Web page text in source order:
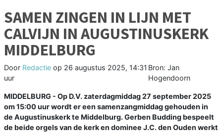
SAMEN ZINGEN IN LIJN MET
CALVIJN IN AUGUSTINUSKERK
MIDDELBURG
Door Redactie op 26 augustus 2025, 14:31
uur
Bron: Jan
Hogendoorn
MIDDELBURG - Op D.V. zaterdagmiddag 27 september 2025
om 15:00 uur wordt er een samenzangmiddag gehouden in
de Augustinuskerk te Middelburg. Gerben Budding bespeelt
de beide orgels van de kerk en dominee J.C. den Ouden werkt